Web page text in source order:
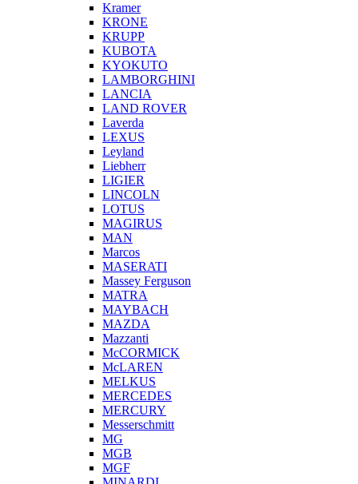
Kramer
KRONE
KRUPP
KUBOTA
KYOKUTO
LAMBORGHINI
LANCIA
LAND ROVER
Laverda
LEXUS
Leyland
Liebherr
LIGIER
LINCOLN
LOTUS
MAGIRUS
MAN
Marcos
MASERATI
Massey Ferguson
MATRA
MAYBACH
MAZDA
Mazzanti
McCORMICK
McLAREN
MELKUS
MERCEDES
MERCURY
Messerschmitt
MG
MGB
MGF